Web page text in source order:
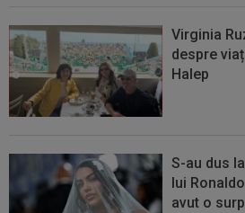
Virginia
despre
Halep
S-au dus
lui
avut o